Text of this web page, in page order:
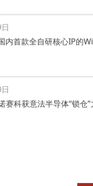
内首款全自研核心IP的
赛科获意法半导体“锁仓